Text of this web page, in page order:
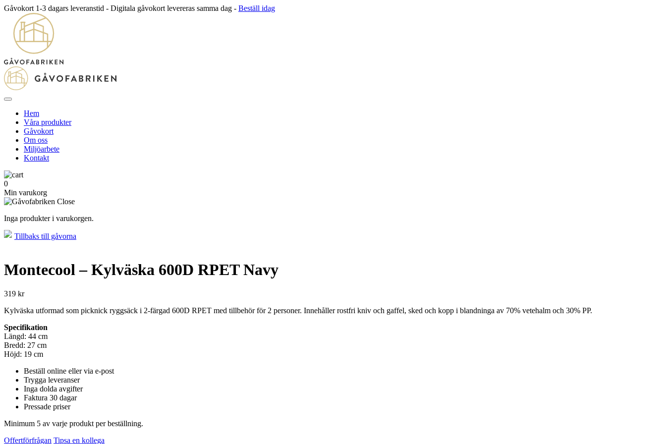
Gåvokort 1-3 dagars leveranstid - Digitala gåvokort levereras samma dag - Beställ idag
Hem
Våra produkter
Gåvokort
Om oss
Miljöarbete
Kontakt
0
Min varukorg
Inga produkter i varukorgen.
Tillbaks till gåvorna
Montecool – Kylväska 600D RPET Navy
319 kr
Kylväska utformad som picknick ryggsäck i 2-färgad 600D RPET med tillbehör för 2 personer. Innehåller rostfri kniv och gaffel, sked och kopp i blandninga av 70% vetehalm och 30% PP.
Specifikation
Längd: 44 cm
Bredd: 27 cm
Höjd: 19 cm
Beställ online eller via e-post
Trygga leveranser
Inga dolda avgifter
Faktura 30 dagar
Pressade priser
Minimum 5 av varje produkt per beställning.
Offertförfrågan Tipsa en kollega